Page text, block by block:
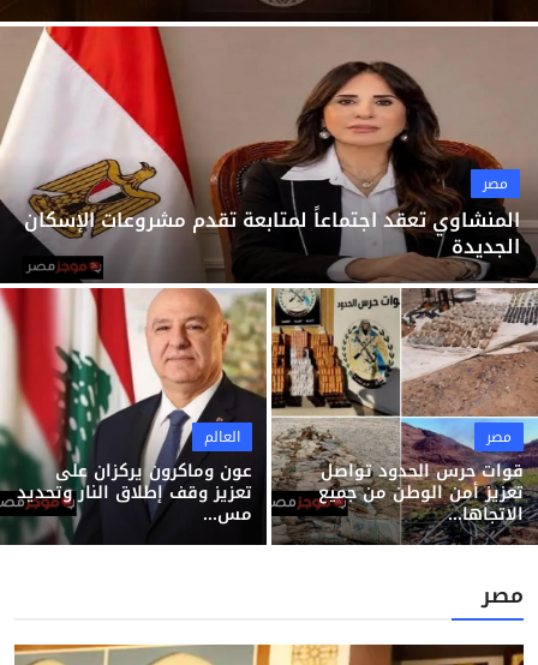
التعليم
منوعات
مصر
المنشاوي تعقد اجتماعاً لمتابعة تقدم مشروعات الإسكان
الجديدة
مصر
قوات حرس الحدود تواصل
تعزيز أمن الوطن من جميع
الاتجاها...
العالم
عون وماكرون يركزان على
تعزيز وقف إطلاق النار وتحديد
مس...
مصر